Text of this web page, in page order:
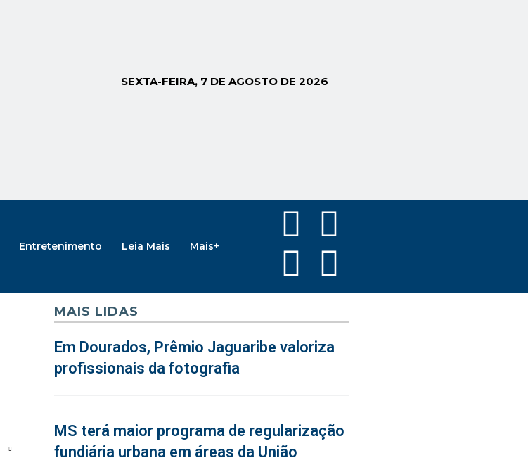
SEXTA-FEIRA, 7 DE AGOSTO DE 2026
Entretenimento Leia Mais Mais+
MAIS LIDAS
Em Dourados, Prêmio Jaguaribe valoriza
profissionais da fotografia
MS terá maior programa de regularização
fundiária urbana em áreas da União